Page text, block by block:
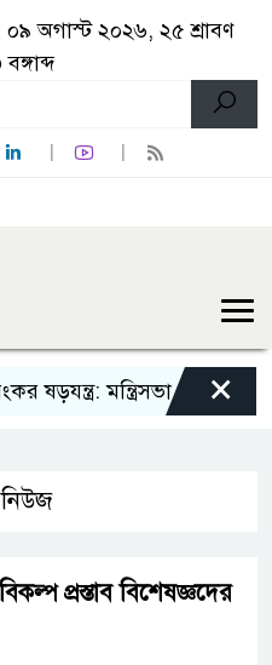
অগাস্ট ২০২৬, ২৫ শ্রাবণ
মন্ত্রিসভা থেকে বাদ পড়তে
×
নিউজ
প্রস্তাব বিশেষজ্ঞদের